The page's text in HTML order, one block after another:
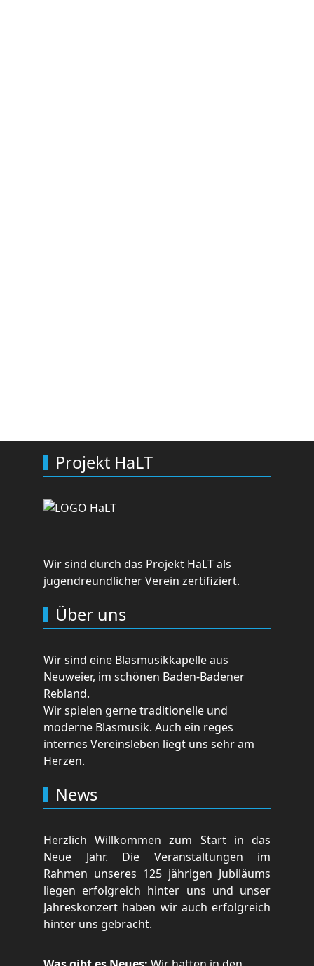
Projekt HaLT
Wir sind durch das Projekt HaLT als
jugendreundlicher Verein zertifiziert.
Über uns
Wir sind eine Blasmusikkapelle aus
Neuweier, im schönen Baden-Badener
Rebland.
Wir spielen gerne traditionelle und
moderne Blasmusik. Auch ein reges
internes Vereinsleben liegt uns sehr am
Herzen.
News
Herzlich Willkommen zum Start in das
Neue Jahr. Die Veranstaltungen im
Rahmen unseres 125 jährigen Jubiläums
liegen erfolgreich hinter uns und unser
Jahreskonzert haben wir auch erfolgreich
hinter uns gebracht.